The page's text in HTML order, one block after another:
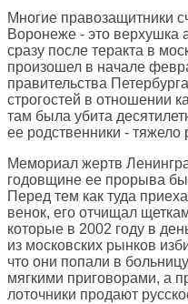
Многие правозащитники
Воронеже - это верхушка
сразу после теракта в
произошел в начале
правительства
строгостей в отношении
там была убита
ее родственники - тяжело
Мемориал жертв
годовщине ее прорыва
Перед тем как туда
венок, его отчищал
которые в 2002 году в
из московских рынков
что они попали в
мягкими приговорами, а
лоточники продают